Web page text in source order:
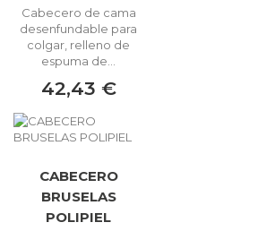
Cabecero de cama
desenfundable para
colgar, relleno de
espuma de...
42,43 €
CABECERO
BRUSELAS
POLIPIEL